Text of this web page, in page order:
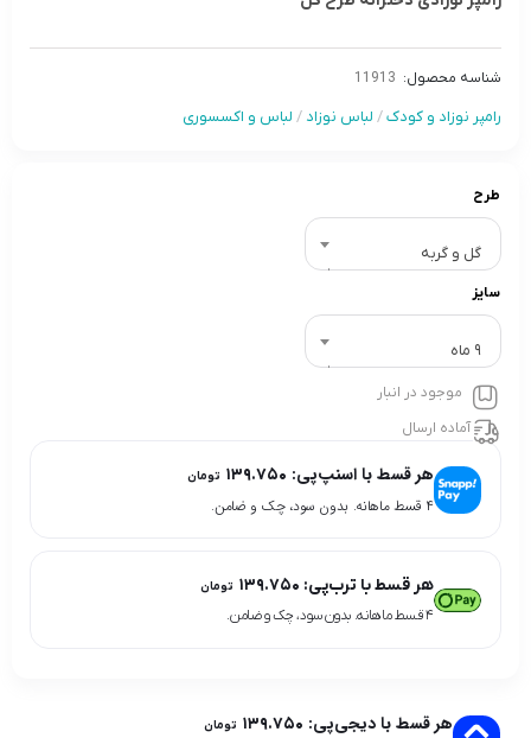
شناسه محصول: 11913
رامپر نوزاد و کودک/ لباس نوزاد / لباس و اکسسوری
طرح
گل و گربه
سایز
9 ماه
موجود در انبار
آماده ارسال
هر قسط با اسنپ‌پی: ۱۳۹.۷۵۰ تومان
۴ قسط ماهانه. بدون سود، چک و ضامن.
هر قسط با ترب‌پی: ۱۳۹.۷۵۰ تومان
۴ قسط ماهانه. بدون سود، چک و ضامن.
هر قسط با دیجی‌پی: ۱۳۹.۷۵۰ تومان